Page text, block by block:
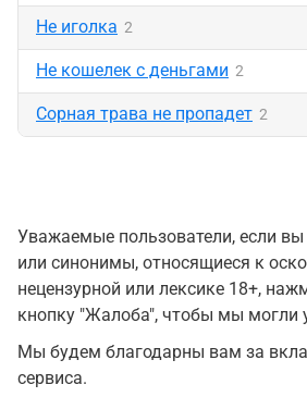
Не иголка 2
Не кошелек с деньгами 2
Сорная трава не пропадет 2
Уважаемые пользователи, если
или синонимы, относящиеся к
нецензурной или лексике 18+,
кнопку "Жалоба", чтобы мы могли
Мы будем благодарны вам за
сервиса.